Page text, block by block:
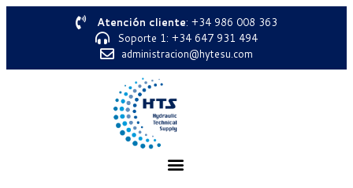
Atención cliente: +34 986 008 363
Soporte 1: +34 647 931 494
administracion@hytesu.com